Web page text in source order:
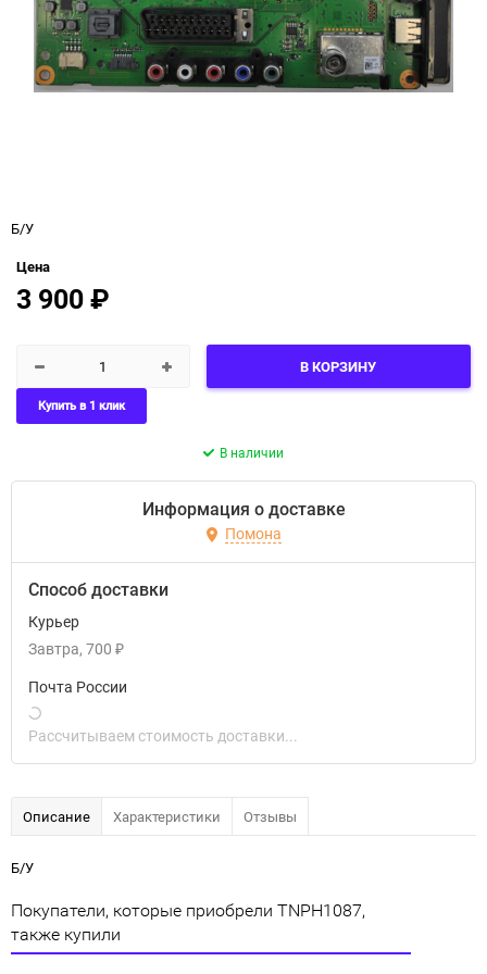
Б/У
Цена
3 900₽
В КОРЗИНУ
Купить в 1 клик
В наличии
Информация о доставке
Помона
Способ доставки
Курьер
Завтра 700 ₽
Почта России
Рассчитываем стоимость доставки...
Описание Характеристики Отзывы
Б/У
Покупатели, которые приобрели TNPH1087,
также купили